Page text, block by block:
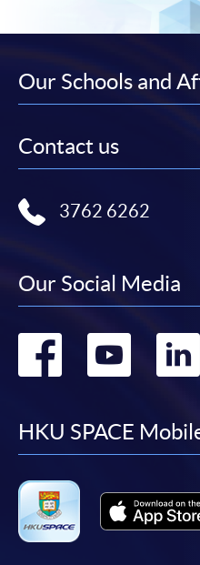
Our Schools and
Contact us
3762 6262
Our Social Media
Go
Go
HKU SPACE